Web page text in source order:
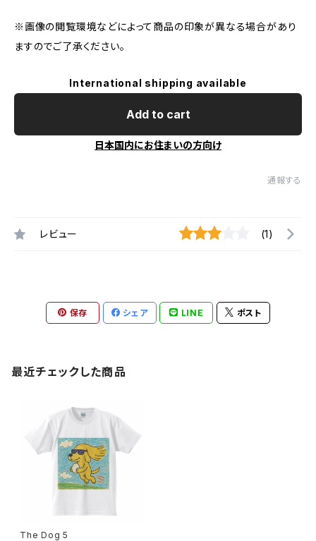
※画像の閲覧環境などによって商品の印象が異なる場合があり
ますのでご了承ください。
International shipping available
Add to cart
日本国内にお住まいの方向け
通報する
レビュー (1)
保存 シェア LINE ポスト
最近チェックした商品
The Dog 5